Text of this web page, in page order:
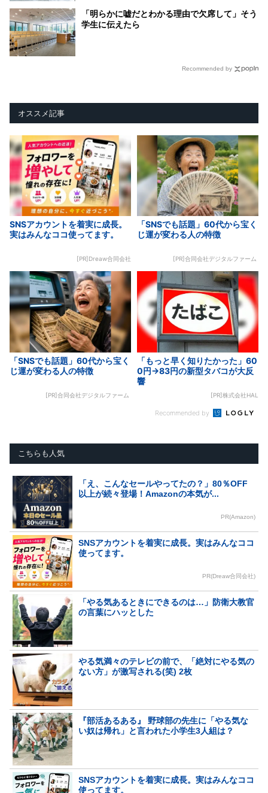
「明らかに嘘だとわかる理由で欠席して」そう
学生に伝えたら
Recommended by
オススメ記事
SNSアカウントを着実に成長。
実はみんなココ使ってます。
[PR]Dreaw合同会社
「SNSでも話題」60代から宝く
じ運が変わる人の特徴
[PR]合同会社デジタルファーム
「SNSでも話題」60代から宝く
じ運が変わる人の特徴
[PR]合同会社デジタルファーム
「もっと早く知りたかった」60
0円→83円の新型タバコが大反
響
[PR]株式会社HAL
Recommended by
こちらも人気
「え、こんなセールやってたの？」80％OFF
以上が続々登場！Amazonの本気が...
PR(Amazon)
SNSアカウントを着実に成長。実はみんなココ
使ってます。
PR(Dreaw合同会社)
「やる気あるときにできるのは…」防衛大教官
の言葉にハッとした
やる気満々のテレビの前で、「絶対にやる気の
ない方」が激写される(笑) 2枚
『部活あるある』 野球部の先生に「やる気な
い奴は帰れ」と言われた小学生3人組は？
SNSアカウントを着実に成長。実はみんなココ
使ってます。